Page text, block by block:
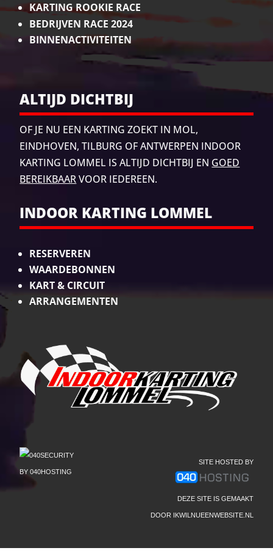
KARTING ROOKIE RACE
BEDRIJVEN RACE 2024
BINNENACTIVITEITEN
ALTIJD DICHTBIJ
OF JE NU EEN KARTING ZOEKT IN MOL,
EINDHOVEN, TILBURG OF ANTWERPEN INDOOR
KARTING LOMMEL IS ALTIJD DICHTBIJ EN GOED
BEREIKBAARVOOR IEDEREEN.
INDOOR KARTING LOMMEL
RESERVEREN
WAARDEBONNEN
KART & CIRCUIT
ARRANGEMENTEN
SITE HOSTED BY
DEZE SITE IS GEMAAKT
DOOR IKWILNUEENWEBSITE.NL